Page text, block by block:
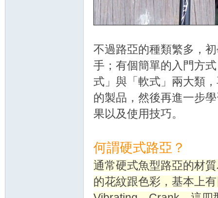
不過路亞的種類繁多，
手；有個簡單的入門方
式」與「軟式」兩大類
的製品，然後再進一步
果以及使用技巧。
何謂硬式路亞？
通常硬式魚型路亞的材
的花紋跟色彩，基本上